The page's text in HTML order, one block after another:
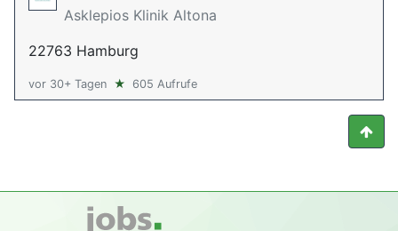
Asklepios Klinik Altona
22763 Hamburg
vor 30+ Tagen ★ 605 Aufrufe